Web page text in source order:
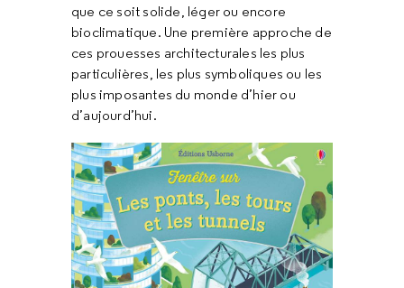
que ce soit solide, léger ou encore
bioclimatique. Une première approche de
ces prouesses architecturales les plus
particulières, les plus symboliques ou les
plus imposantes du monde d’hier ou
d’aujourd’hui.